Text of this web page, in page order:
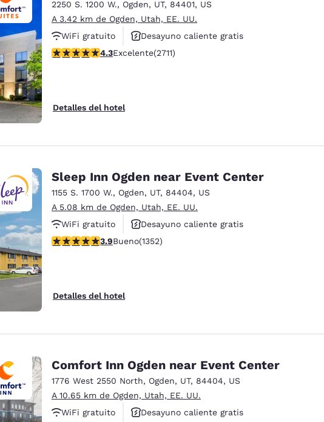
Europa
Deutschland
Deutsch
Germany
Spain
English
United Kingdom
English
Asia-Pacífico
Australia
English English
2250 S. 1200 W., Ogden, UT, 84401, US
A 3.42 km de Ogden, Utah, EE. UU.
WiFi gratuito
Desayuno caliente gratis
Se aceptan mascotas
calificación de 4.29 estrellas. Excelente. 2711 reseñas
4.3Excelente(2711)
Detalles del hotel
Sleep Inn Ogden near Event Center
1155 S. 1700 W., Ogden, UT, 84404, US
A 5.08 km de Ogden, Utah, EE. UU.
WiFi gratuito
Desayuno caliente gratis
Se aceptan mascotas
calificación de 3.92 estrellas. Bueno. 1352 reseñas
3.9Bueno(1352)
Detalles del hotel
Comfort Inn Ogden near Event Center
1776 West 2550 North, Ogden, UT, 84404, US
A 10.65 km de Ogden, Utah, EE. UU.
WiFi gratuito
Desayuno caliente gratis